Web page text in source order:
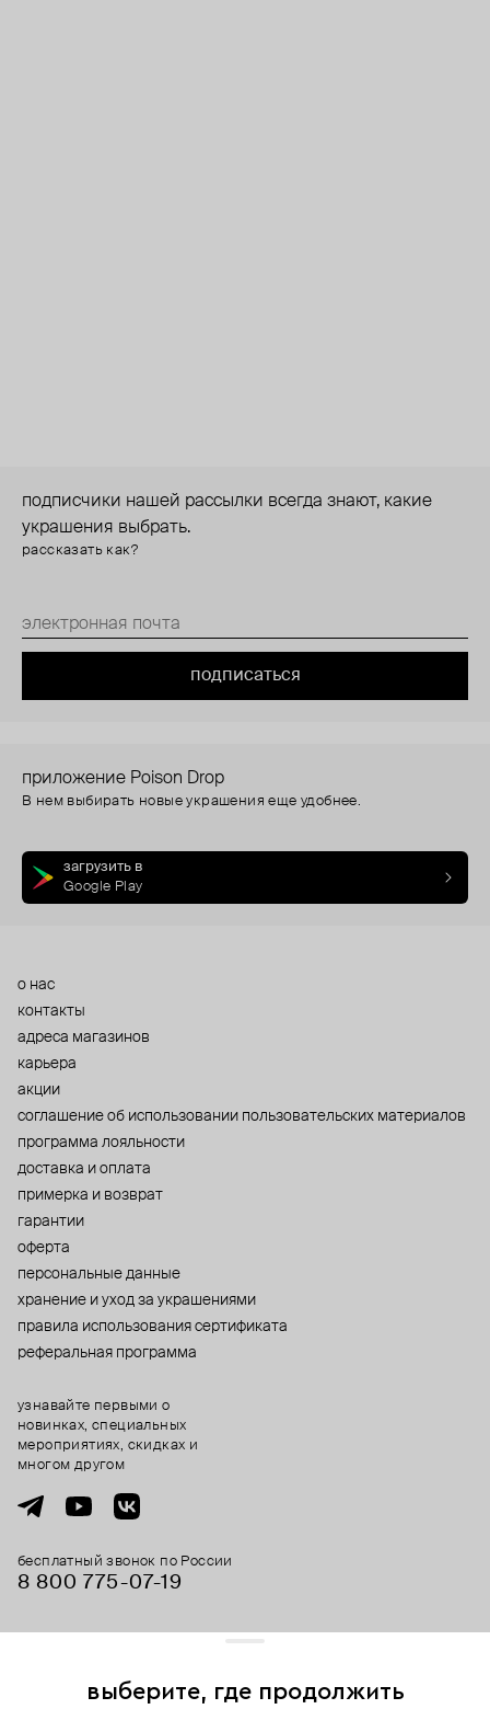
подписчики нашей рассылки всегда знают, какие
украшения выбрать.
рассказать как?
подписаться
приложение Poison Drop
В нем выбирать новые украшения еще удобнее.
загрузить в
Google Play
о нас
контакты
адреса магазинов
карьера
акции
cоглашение об использовании пользовательских материалов
программа лояльности
доставка и оплата
примерка и возврат
гарантии
оферта
персональные данные
хранение и уход за украшениями
правила использования сертификата
реферальная программа
бесплатный звонок по России
8 800 775⁠-07⁠-19
узнавайте первыми о
новинках, специальных
мероприятиях, скидках и
многом другом
выберите, где продолжить